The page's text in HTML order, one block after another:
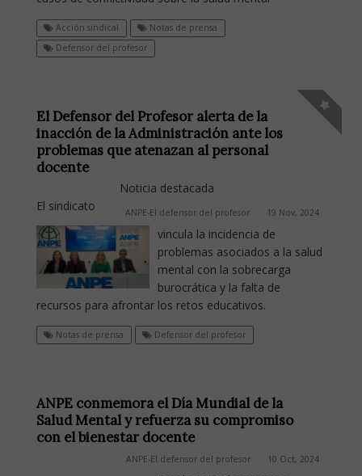
Acción sindical
Notas de prensa
Defensor del profesor
El Defensor del Profesor alerta de la
inacción de la Administración ante los
problemas que atenazan al personal
docente
Noticia destacada
ANPE-El defensor del profesor 19 Nov, 2024
El sindicato
vincula la incidencia de
problemas asociados a la salud
mental con la sobrecarga
burocrática y la falta de
recursos para afrontar los retos educativos.
Notas de prensa Defensor del profesor
ANPE conmemora el Día Mundial de la
Salud Mental y refuerza su compromiso
con el bienestar docente
ANPE-El defensor del profesor 10 Oct, 2024